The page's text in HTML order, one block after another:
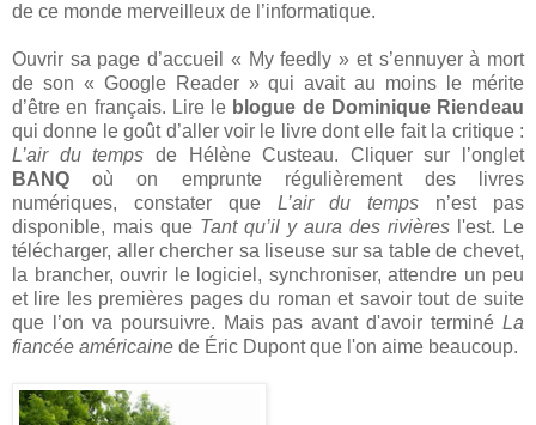
de ce monde merveilleux de l’informatique.
Ouvrir sa page d’accueil « My feedly » et s’ennuyer à mort
de son « Google Reader » qui avait au moins le mérite
d’être en français. Lire le blogue de Dominique Riendeau
qui donne le goût d’aller voir le livre dont elle fait la critique :
L’air du temps de Hélène Custeau. Cliquer sur l’onglet
BANQ où on emprunte régulièrement des livres
numériques, constater queL’air du temps n’est pas
disponible, mais que Tant qu’il y aura des rivières l'est. Le
télécharger, aller chercher sa liseuse sur sa table de chevet,
la brancher, ouvrir le logiciel, synchroniser, attendre un peu
et lire les premières pages du roman et savoir tout de suite
que l’on va poursuivre. Mais pas avant d'avoir terminé La
fiancée américaine de Éric Dupont que l'on aime beaucoup.